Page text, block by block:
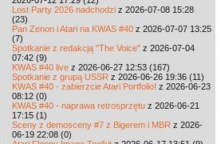
Lost Party 2026 nadchodzi z 2026-07-08 15:28
(23)
Pan Zenon i Atari na KWAS #40 z 2026-07-07 13:25
(7)
Spotkanie z redakcją "The Voice" z 2026-07-04
07:42 (9)
KWAS #40 live z 2026-06-27 12:53 (167)
Spotkanie z grupą USSR z 2026-06-26 19:36 (11)
KWAS #40 - zabierzcie Atari Portfolio! z 2026-06-23
08:12 (0)
KWAS #40 - naprawa retrosprzętu z 2026-06-21
17:15 (1)
Sceny z demosceny #7 z Bigerem i MBR z 2026-
06-19 22:08 (0)